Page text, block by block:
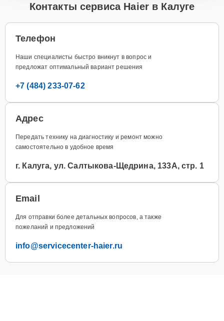
Контакты сервиса Haier в Калуге
Телефон
Наши специалисты быстро вникнут в вопрос и
предложат оптимальный вариант решения
+7 (484) 233-07-62
Адрес
Передать технику на диагностику и ремонт можно
самостоятельно в удобное время
г. Калуга, ул. Салтыкова-Щедрина, 133А, стр. 1
Email
Для отправки более детальных вопросов, а также
пожеланий и предложений
info@servicecenter-haier.ru